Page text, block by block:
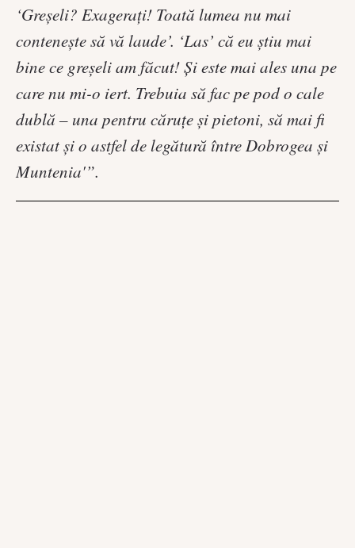
‘Greşeli? Exageraţi! Toată lumea nu mai
conteneşte să vă laude’. ‘Las’ că eu ştiu mai
bine ce greşeli am făcut! Şi este mai ales una pe
care nu mi-o iert. Trebuia să fac pe pod o cale
dublă – una pentru căruţe şi pietoni, să mai fi
existat şi o astfel de legătură între Dobrogea şi
Muntenia'”.